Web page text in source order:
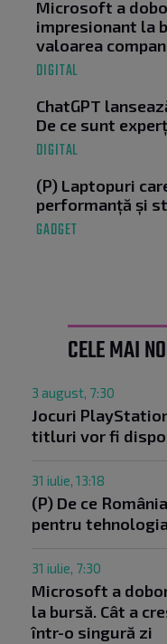
Microsoft a
impresionant la
valoarea
DIGITAL
ChatGPT
De ce sunt
DIGITAL
(P) Laptopuri
performanță și
GADGET
CELE MAI
3 august, 7:30
Jocuri
titluri vor fi
31 iulie, 13:18
(P) De ce
pentru
31 iulie, 7:30
Microsoft a
la bursă. Cât a
într-o singură zi